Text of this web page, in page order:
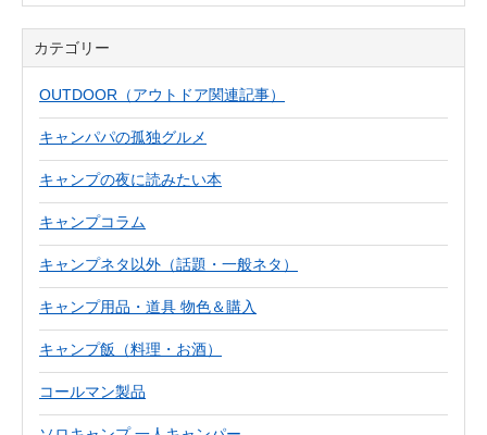
カテゴリー
OUTDOOR（アウトドア関連記事）
キャンパパの孤独グルメ
キャンプの夜に読みたい本
キャンプコラム
キャンプネタ以外（話題・一般ネタ）
キャンプ用品・道具 物色＆購入
キャンプ飯（料理・お酒）
コールマン製品